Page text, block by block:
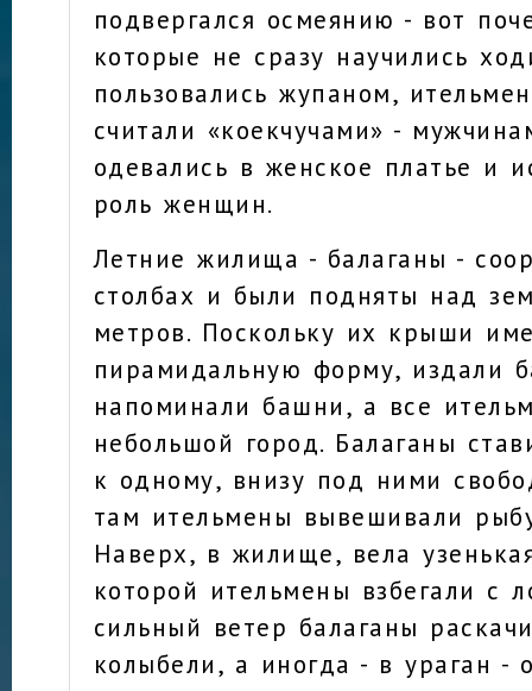
подвергался осмеянию - вот
которые не сразу научились
пользовались жупаном,
считали «коекчучами» -
одевались в женское платье и
роль женщин.
Летние жилища - балаганы -
столбах и были подняты над
метров. Поскольку их крыши
пирамидальную форму, издали
напоминали башни, а все
небольшой город. Балаганы
к одному, внизу под ними
там ительмены вывешивали
Наверх, в жилище, вела
которой ительмены взбегали с
сильный ветер балаганы
колыбели, а иногда - в ураган -